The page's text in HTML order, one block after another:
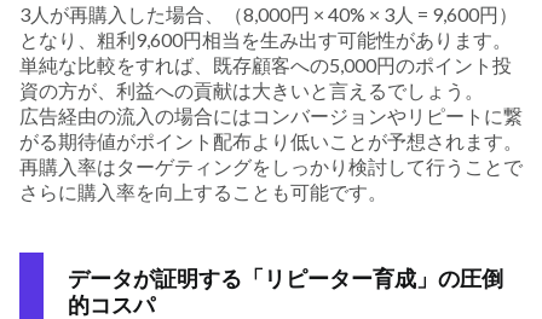
3人が再購入した場合、（8,000円 × 40% × 3人 = 9,600円）
となり、粗利9,600円相当を生み出す可能性があります。
単純な比較をすれば、既存顧客への5,000円のポイント投
資の方が、利益への貢献は大きいと言えるでしょう。
広告経由の流入の場合にはコンバージョンやリピートに繋
がる期待値がポイント配布より低いことが予想されます。
再購入率はターゲティングをしっかり検討して行うことで
さらに購入率を向上することも可能です。
データが証明する「リピーター育成」の圧倒
的コスパ